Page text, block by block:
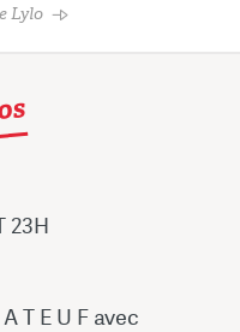
Lylo
23H
T E U F avec